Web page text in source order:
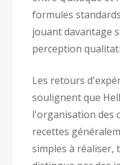
formules
jouant davantage
perception
Les retours
soulignent que
l'organisation des
recettes
simples à réaliser,